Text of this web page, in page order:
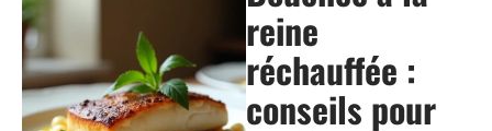
reine
réchauffée :
conseils pour